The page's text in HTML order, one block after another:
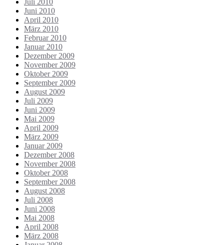
Juni 2010
April 2010
März 2010
Februar 2010
Januar 2010
Dezember 2009
November 2009
Oktober 2009
September 2009
August 2009
Juli 2009
Juni 2009
Mai 2009
April 2009
März 2009
Januar 2009
Dezember 2008
November 2008
Oktober 2008
September 2008
August 2008
Juli 2008
Juni 2008
Mai 2008
April 2008
März 2008